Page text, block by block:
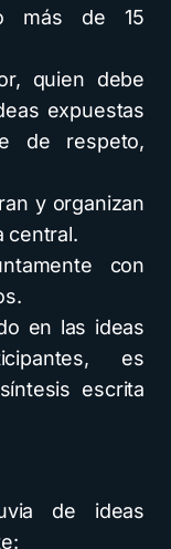
más de 15
quien debe
expuestas
de respeto,
y organizan
central.
con
en las ideas
es
escrita
de ideas